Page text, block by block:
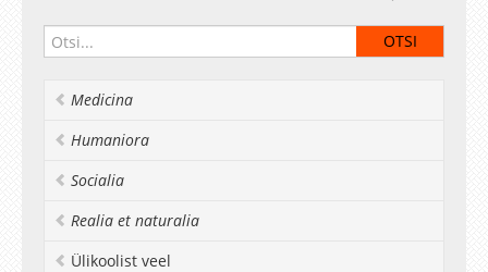
Medicina
Humaniora
Socialia
Realia et naturalia
Ülikoolist veel